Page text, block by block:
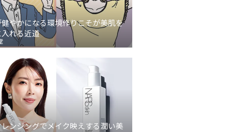
やかになる環境作りこそが美肌を
れる近道
ンジングでメイク映えする潤い美